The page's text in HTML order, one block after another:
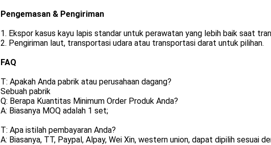
Pengemasan & Pengiriman
1. Ekspor kasus kayu lapis standar untuk perawatan yang lebih baik saat
2. Pengiriman laut, transportasi udara atau transportasi darat untuk pilihan.
FAQ
T: Apakah Anda pabrik atau perusahaan dagang?
Sebuah pabrik
Q: Berapa Kuantitas Minimum Order Produk Anda?
A: Biasanya MOQ adalah 1 set;
T: Apa istilah pembayaran Anda?
A: Biasanya, TT, Paypal, Alpay, Wei Xin, western union, dapat dipilih sesuai